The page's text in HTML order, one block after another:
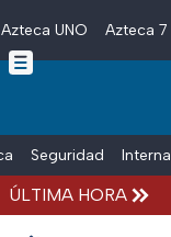
Skip to main content
Azteca UNO Azteca 7
Seguridad
ÚLTIMA HORA